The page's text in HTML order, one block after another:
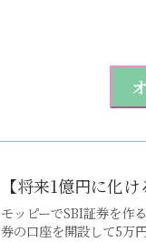
【将来1億円に化
モッピーでSBI証券を作
券の口座を開設して5万